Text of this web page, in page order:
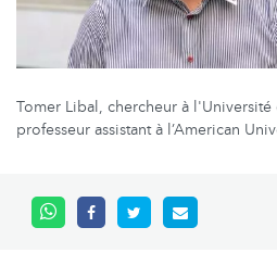
Tomer Libal, chercheur à
professeur assistant à l’American